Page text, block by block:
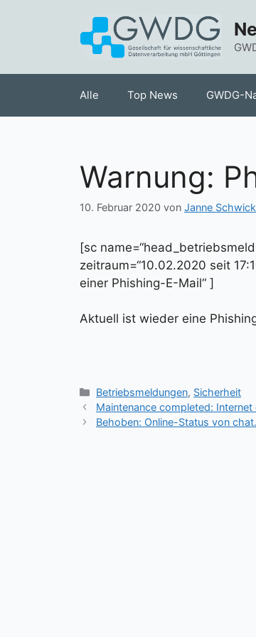
Alle Top News GWDG-
Warnung:
10. Februar 2020 von Janne
[sc
zeitraum=“10.02.2020 seit
einer Phishing-E-Mail“ ]
Aktuell ist wieder eine
Kategorien
Betriebsmeldungen, Sicherheit
Maintenance completed:
Behoben: Online-Status von